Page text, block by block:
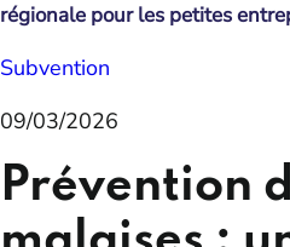
régionale pour les petites
Subvention
09/03/2026
Prévention